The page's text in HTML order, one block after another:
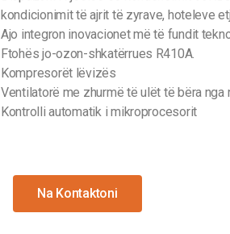
kondicionimit të ajrit të zyrave, hoteleve
Ajo integron inovacionet më të fundit
Ftohës jo-ozon-shkatërrues R410A.
Kompresorët lëvizës
Ventilatorë me zhurmë të ulët të bëra nga
Kontrolli automatik i mikroprocesorit
Na Kontaktoni